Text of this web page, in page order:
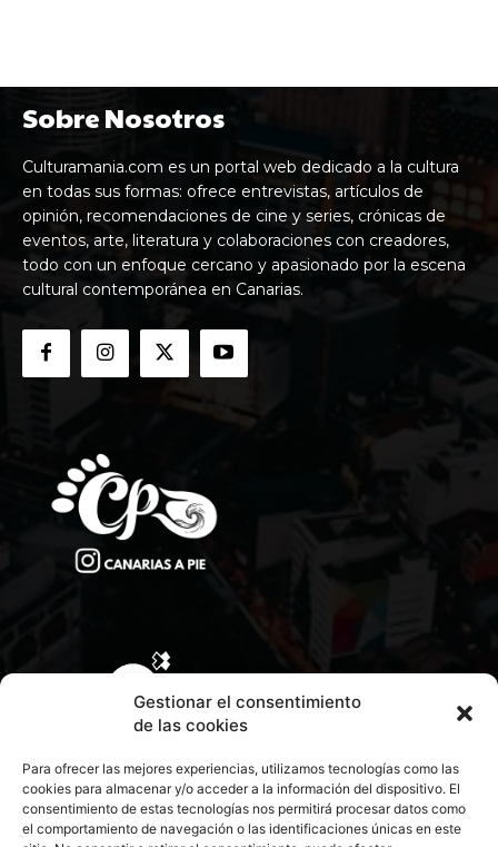
Gestionar el consentimiento
de las cookies
Para ofrecer las mejores experiencias, utilizamos tecnologías como las
cookies para almacenar y/o acceder a la información del dispositivo. El
consentimiento de estas tecnologías nos permitirá procesar datos como
el comportamiento de navegación o las identificaciones únicas en este
Sobre Nosotros
Culturamania.com es un portal web dedicado a la cultura
en todas sus formas: ofrece entrevistas, artículos de
opinión, recomendaciones de cine y series, crónicas de
eventos, arte, literatura y colaboraciones con creadores,
todo con un enfoque cercano y apasionado por la escena
cultural contemporánea en Canarias.